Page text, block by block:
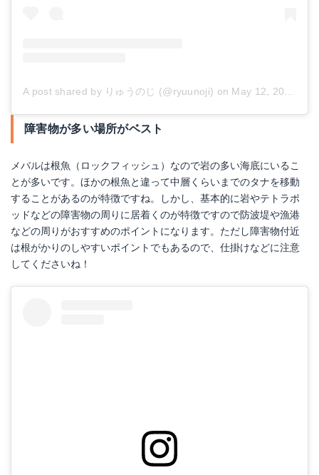
A post shared by りゅうのじ (@ryuunoji) on May 12, 2018 at 9:22pm PDT
障害物が多い場所がベスト
メバルは根魚（ロックフィッシュ）なので岩の多い海底にいるこ
とが多いです。ほかの根魚と違って中層くらいまでのタナを移動
することがあるのが特徴ですね。しかし、基本的に岩やテトラポ
ッドなどの障害物の周りに居着くのが特徴ですので防波堤や漁港
などの周りがおすすめのポイントになります。ただし障害物付近
は根がかりのしやすいポイントでもあるので、仕掛けなどに注意
してくださいね！